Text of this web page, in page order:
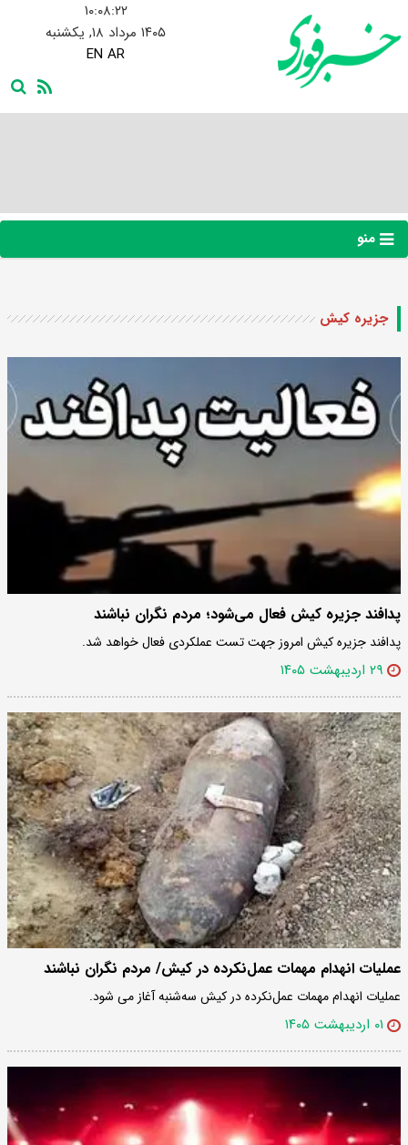
۱۰:۰۸:۲۳
۱۴۰۵ مرداد ۱۸, یکشنبه
EN AR
منو
جزیره کیش
پدافند جزیره کیش فعال می‌شود؛ مردم نگران نباشند
پدافند جزیره کیش امروز جهت تست عملکردی فعال خواهد شد.
۲۹ اردیبهشت ۱۴۰۵
عملیات انهدام مهمات عمل‌نکرده در کیش/ مردم نگران نباشند
عملیات انهدام مهمات عمل‌نکرده در کیش سه‌شنبه آغاز می شود.
۰۱ اردیبهشت ۱۴۰۵